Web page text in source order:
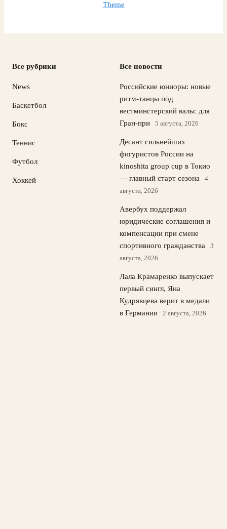
Theme
Все рубрики
News
Баскетбол
Бокс
Теннис
Футбол
Хоккей
Все новости
Российские юниоры: новые
ритм-танцы под
вестминстерский вальс для
Гран-при
5 августа, 2026
Десант сильнейших
фигуристов России на
kinoshita group cup в Токио
— главный старт сезона
4
августа, 2026
Авербух поддержал
юридические соглашения и
компенсации при смене
спортивного гражданства
3
августа, 2026
Лала Крамаренко выпускает
первый сингл, Яна
Кудрявцева верит в медали
в Германии
2 августа, 2026